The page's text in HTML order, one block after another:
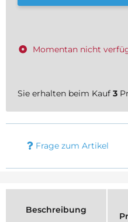
Momentan nicht
Sie erhalten beim Kauf 3
Frage zum Artikel
Beschreibung